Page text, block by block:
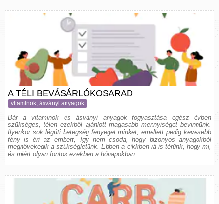
A TÉLI BEVÁSÁRLÓKOSARAD
vitaminok, ásványi anyagok
Bár a vitaminok és ásványi anyagok fogyasztása egész évben
szükséges, télen ezekből ajánlott magasabb mennyiséget bevinnünk.
Ilyenkor sok légúti betegség fenyeget minket, emellett pedig kevesebb
fény is éri az embert, így nem csoda, hogy bizonyos anyagokból
megnövekedik a szükségletünk. Ebben a cikkben rá is térünk, hogy mi,
és miért olyan fontos ezekben a hónapokban.